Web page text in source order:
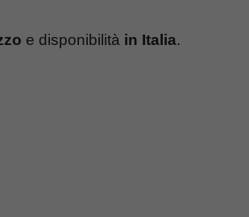
e disponibilità in Italia.